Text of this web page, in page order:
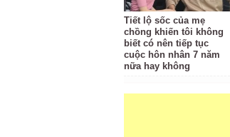
Tiết lộ sốc của mẹ
chồng khiến tôi không
biết có nên tiếp tục
cuộc hôn nhân 7 năm
nữa hay không